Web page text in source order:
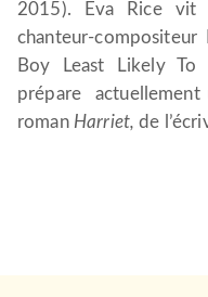
2015). Eva Rice vit
chanteur-
Boy Least Likely
prépare actuellement
roman Harriet, de